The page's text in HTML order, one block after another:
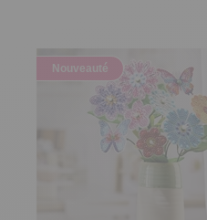
Nouveauté